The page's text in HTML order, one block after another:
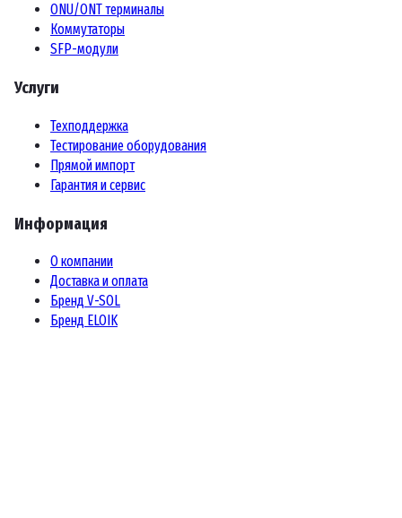
ONU/ONT терминалы
Коммутаторы
SFP-модули
Услуги
Техподдержка
Тестирование оборудования
Прямой импорт
Гарантия и сервис
Информация
О компании
Доставка и оплата
Бренд V-SOL
Бренд ELOIK